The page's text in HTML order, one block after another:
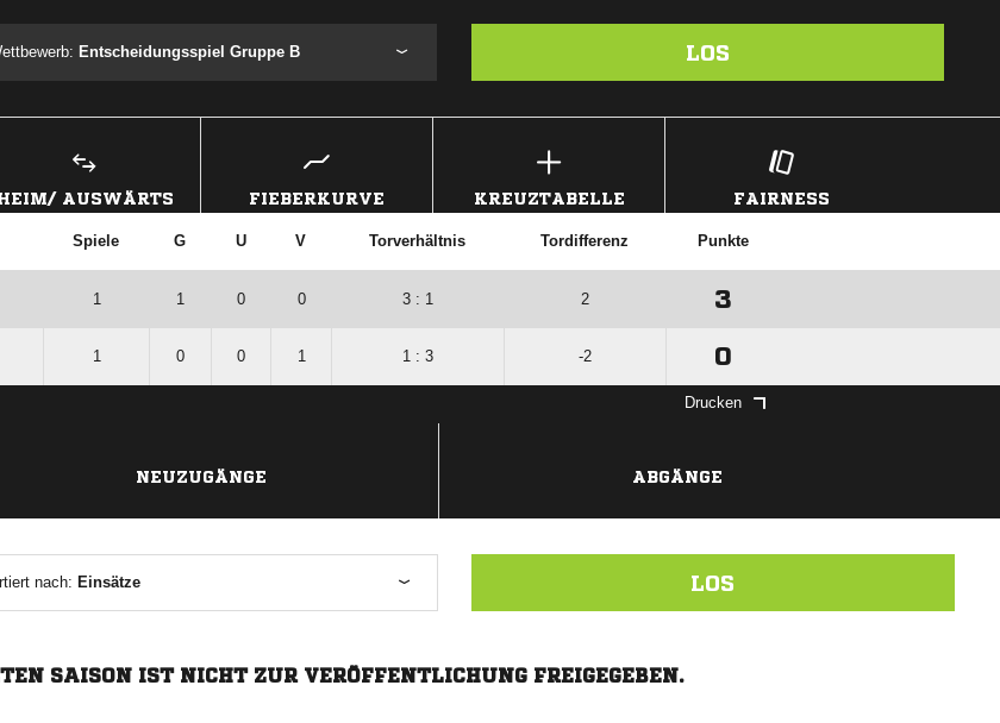
Entscheidungsspiel Gruppe B LOS
AUSWÄRTS FIEBERKURVE KREUZTABELLE FAIRNESS
Spiele G U V Torverhältnis Tordifferenz Punkte
1 1 0 0 3 : 1 2 3
1 0 0 1 1 : 3 -2 0
Drucken
NEUZUGÄNGE ABGÄNGE
nach: Einsätze LOS
SAISON IST NICHT ZUR VERÖFFENTLICHUNG FREIGEGEBEN.